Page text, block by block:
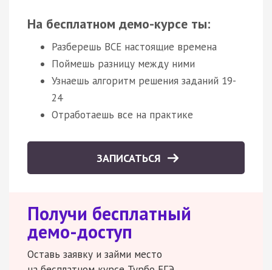
На бесплатном демо-курсе ты:
Разберешь ВСЕ настоящие времена
Поймешь разницу между ними
Узнаешь алгоритм решения заданий 19-
24
Отработаешь все на практике
ЗАПИСАТЬСЯ
Получи бесплатный
демо-доступ
Оставь заявку и займи место